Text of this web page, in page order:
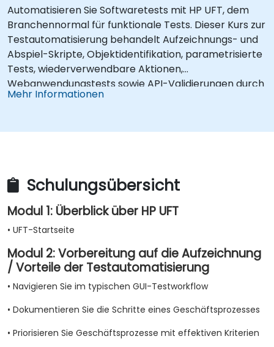
Automatisieren Sie Softwaretests mit HP UFT, dem
Branchennormal für funktionale Tests. Dieser Kurs zur
Testautomatisierung behandelt Aufzeichnungs- und
Abspiel-Skripte, Objektidentifikation, parametrisierte
Tests, wiederverwendbare Aktionen,
Webanwendungstests sowie API-Validierungen durch
praktische Übungen. Lernen Sie, manuelle Testfälle in
Mehr Informationen
Schulungsübersicht
Modul 1: Überblick über HP UFT
• UFT-Startseite
Modul 2: Vorbereitung auf die Aufzeichnung
/ Vorteile der Testautomatisierung
• Navigieren Sie im typischen GUI-Testworkflow
• Dokumentieren Sie die Schritte eines Geschäftsprozesses
• Priorisieren Sie Geschäftsprozesse mit effektiven Kriterien